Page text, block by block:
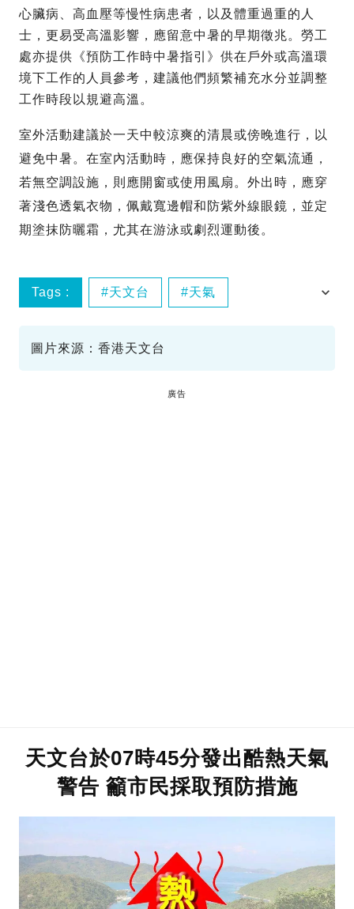
心臟病、高血壓等慢性病患者，以及體重過重的人
士，更易受高溫影響，應留意中暑的早期徵兆。勞工
處亦提供《預防工作時中暑指引》供在戶外或高溫環
境下工作的人員參考，建議他們頻繁補充水分並調整
工作時段以規避高溫。
室外活動建議於一天中較涼爽的清晨或傍晚進行，以
避免中暑。在室內活動時，應保持良好的空氣流通，
若無空調設施，則應開窗或使用風扇。外出時，應穿
著淺色透氣衣物，佩戴寬邊帽和防紫外線眼鏡，並定
期塗抹防曬霜，尤其在游泳或劇烈運動後。
Tags : 天文台 天氣
圖片來源：香港天文台
廣告
天文台於07時45分發出酷熱天氣
警告 籲市民採取預防措施